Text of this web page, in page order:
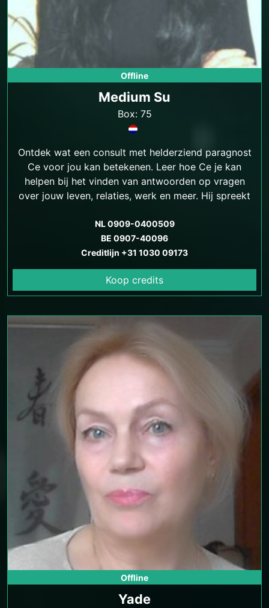
Offline
Medium Su
Box: 75
Ontdek wat een consult met helderziend paragnost
Ce voor jou kan betekenen. Leer hoe Ce je kan
helpen bij het vinden van antwoorden op vragen
over jouw leven, relaties, werk en meer. Hij spreekt
NL 0909-0400509
BE 0907-40096
Creditlijn +31 1030 09173
Koop credits
Offline
Yade